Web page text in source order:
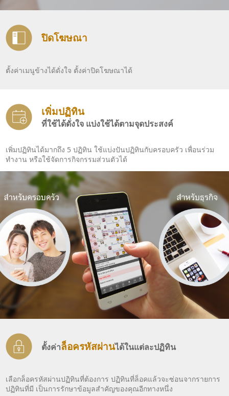
ปิดโฆษณา
ตั้งค่าเมนูข้างได้ดั่งใจ ตั้งค่าปิดโฆษณาได้
เพิ่มปฏิทิน
ที่ใช้ได้ดั่งใจ แบ่งใช้ได้ตามจุดประสงค์
เพิ่มปฏิทินได้มากถึง 5 ปฏิทิน ใช้แบ่งปันปฏิทินกับครอบครัว เพื่อนร่วม
ทำงาน หรือใช้จัดการกิจกรรมส่วนตัวได้
ตั้งค่าล็อครหัสผ่านได้ในแต่ละปฏิทิน
เลือกล็อครหัสผ่านปฏิทินที่ต้องการ ปฏิทินที่ล็อคแล้วจะซ่อนจากรายการ
ปฏิทินที่มี เป็นการรักษาข้อมูลสำคัญของคุณอีกทางหนึ่ง